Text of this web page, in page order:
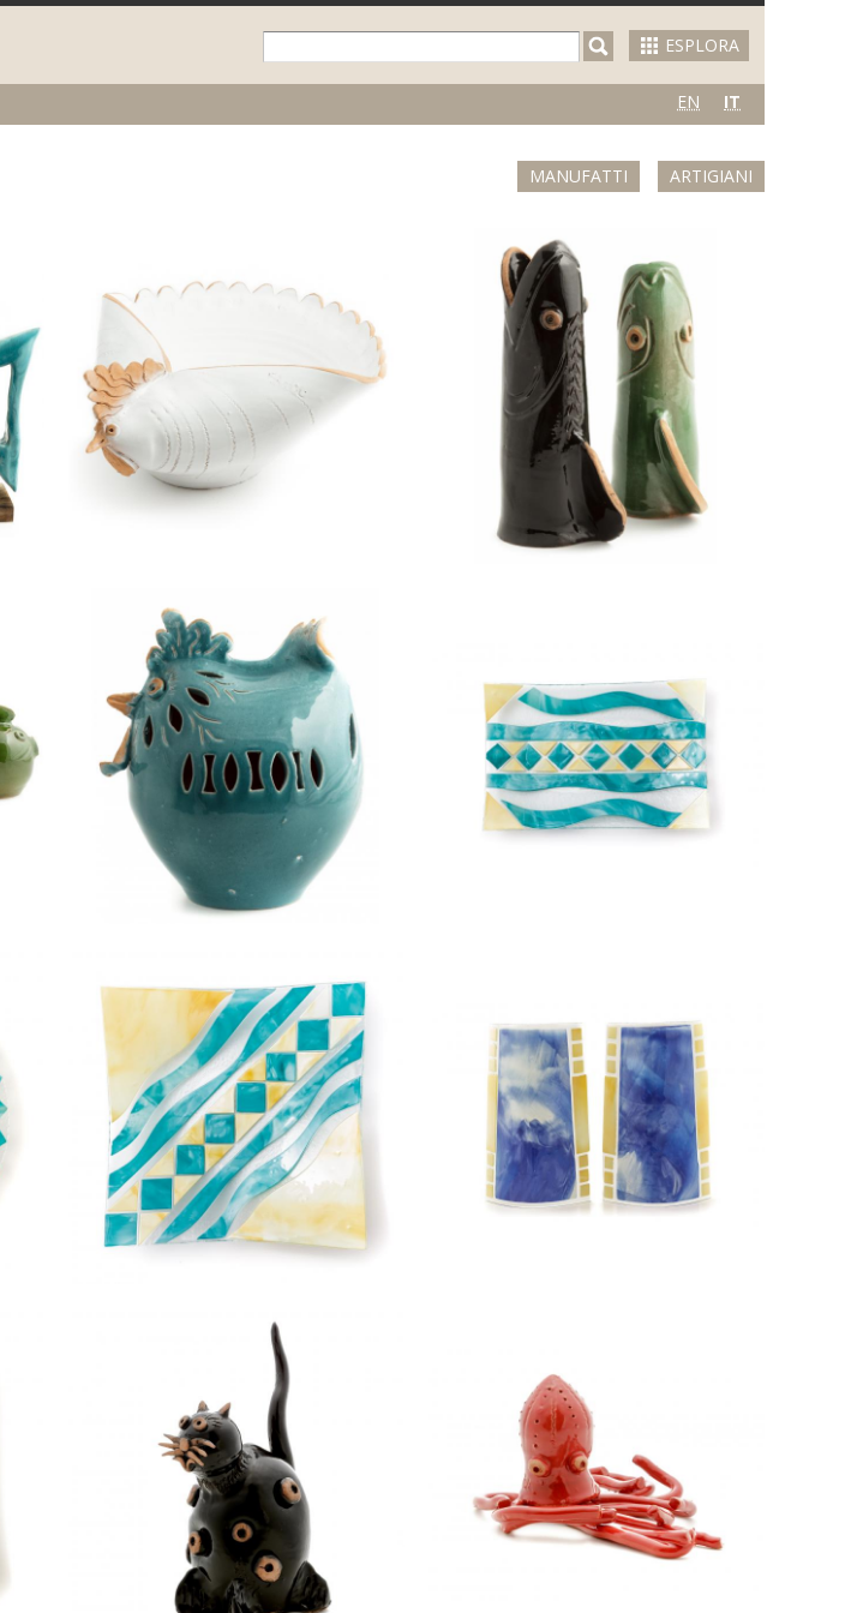
ESPLORA
EN IT
MANUFATTI ARTIGIANI